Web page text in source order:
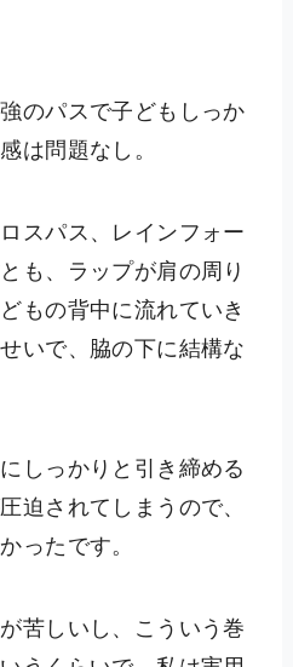
のパスで子どもしっか
は問題なし。
スパス、レインフォー
も、ラップが肩の周り
もの背中に流れていき
いで、脇の下に結構な
しっかりと引き締める
迫されてしまうので、
ったです。
苦しいし、こういう巻